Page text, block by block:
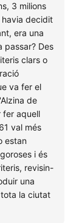
3 milions
havia decidit
era una
passar? Des
clars o
va fer el
de
fer aquell
val més
estan
i és
revisin-
una
la ciutat